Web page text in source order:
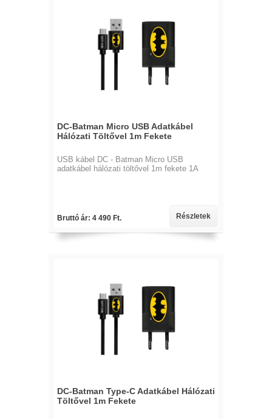
DC-Batman Micro USB Adatkábel
Hálózati Töltővel 1m Fekete
USB kábel DC - Batman Micro USB
adatkábel hálózati töltővel 1m fekete 1A
Bruttó ár: 4 490 Ft. Részletek
DC-Batman Type-C Adatkábel Hálózati
Töltővel 1m Fekete